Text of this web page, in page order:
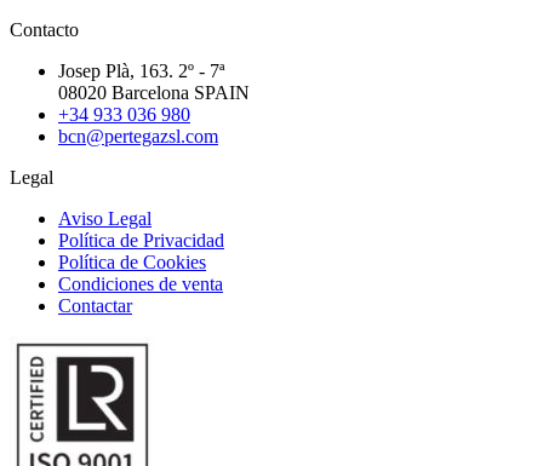
Contacto
Josep Plà, 163. 2º - 7ª
08020 Barcelona SPAIN
+34 933 036 980
bcn@pertegazsl.com
Legal
Aviso Legal
Política de Privacidad
Política de Cookies
Condiciones de venta
Contactar